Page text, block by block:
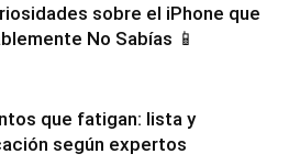
sobre el iPhone que
No Sabías 📱
que fatigan: lista y
según expertos